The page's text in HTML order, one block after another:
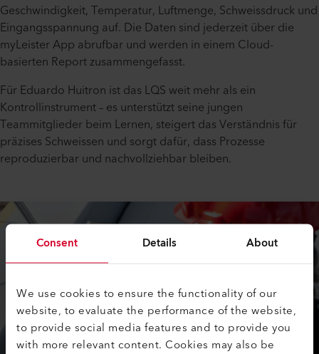
Consent Details About
We use cookies to ensure the functionality of our
website, to evaluate the performance of the website,
to provide social media features and to provide you
with more relevant content. Cookies may also be
Geschwindigkeit, Temperatur, Luftmenge, Schweissdruck und
Eingangsspannung auf. Die Daten sind jederzeit über die
myLeister App abrufbar und werden in einem Cloud-
basierten Report zusammengefasst.
Für Eduardo Huitron ist das LQS weit mehr als ein
Kontrollinstrument – es unterstützt seine jungen
Teammitglieder beim Lernen, steigert das Verständnis für
präzises Schweissen und sorgt dafür, dass Prozesse
reproduzierbar und nachvollziehbar bleiben.